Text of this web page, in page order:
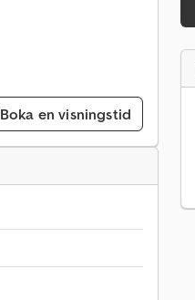
Boka en visningstid